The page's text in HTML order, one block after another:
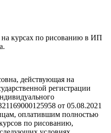
на курсах по рисованию в ИП
действующая на
регистрации
от 05.08.2021
оплатившим полностью
по рисованию,